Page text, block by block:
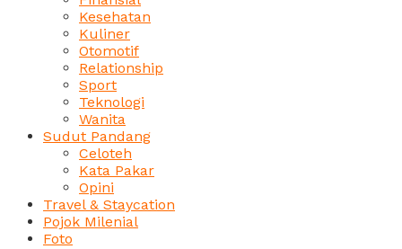
Kesehatan
Kuliner
Otomotif
Relationship
Sport
Teknologi
Wanita
Sudut Pandang
Celoteh
Kata Pakar
Opini
Travel & Staycation
Pojok Milenial
Foto